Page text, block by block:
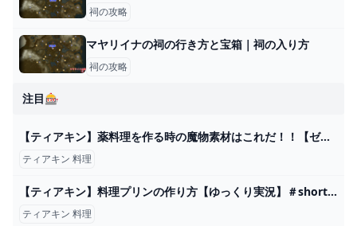
祠の攻略
マヤリイナの祠の行き方と宝箱｜祠の入り方
祠の攻略
注目🎰
【ティアキン】薬料理を作る時の魔物素材はこれだ！！【ゼルダの伝説 ティアーズ オブ ザ キングダム】 - YouTube
ティアキン 料理
【ティアキン】料理プリンの作り方【ゆっくり実況】＃shorts＃ティアキン＃ゼルダ - YouTube
ティアキン 料理